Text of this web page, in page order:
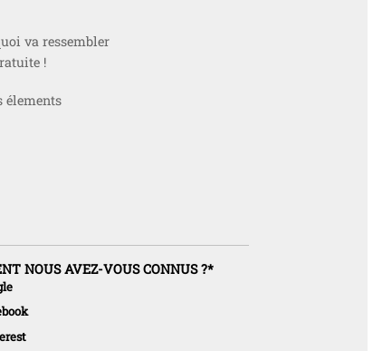
va ressembler
!
élements
NOUS AVEZ-VOUS CONNUS ?*